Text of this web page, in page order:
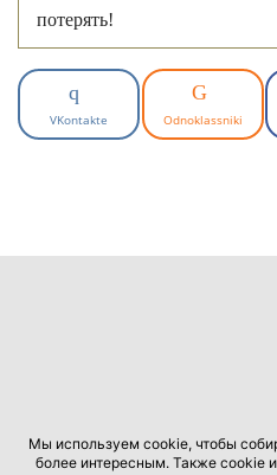
потерять!
VKontakte Odnoklassniki
Мы используем cookie, чтобы
более интересным. Также cookie